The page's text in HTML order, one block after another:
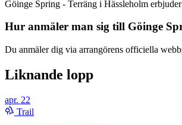
Göinge Spring - Terräng i Hässleholm
Hur anmäler man sig till Göinge
Du anmäler dig via arrangörens officiella
Liknande lopp
apr. 22
Trail